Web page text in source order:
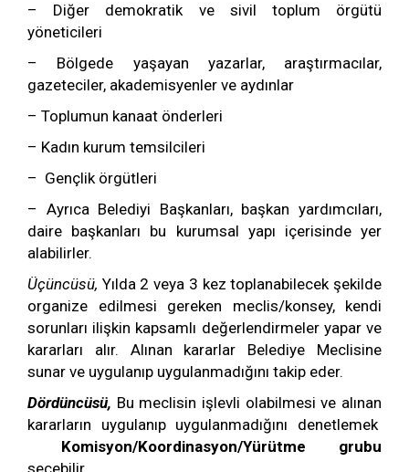
– Diğer demokratik ve sivil toplum örgütü
yöneticileri
– Bölgede yaşayan yazarlar, araştırmacılar,
gazeteciler, akademisyenler ve aydınlar
– Toplumun kanaat önderleri
– Kadın kurum temsilcileri
– Gençlik örgütleri
– Ayrıca Belediyi Başkanları, başkan yardımcıları,
daire başkanları bu kurumsal yapı içerisinde yer
alabilirler.
Üçüncüsü, Yılda 2 veya 3 kez toplanabilecek şekilde
organize edilmesi gereken meclis/konsey, kendi
sorunları ilişkin kapsamlı değerlendirmeler yapar ve
kararları alır. Alınan kararlar Belediye Meclisine
sunar ve uygulanıp uygulanmadığını takip eder.
Dördüncüsü, Bu meclisin işlevli olabilmesi ve alınan
kararların uygulanıp uygulanmadığını denetlemek
Komisyon/Koordinasyon/Yürütme grubu